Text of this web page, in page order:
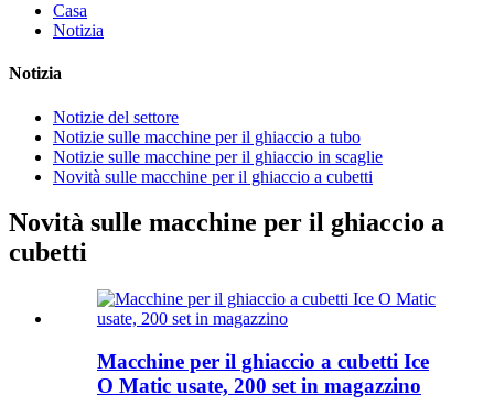
Casa
Notizia
Notizia
Notizie del settore
Notizie sulle macchine per il ghiaccio a tubo
Notizie sulle macchine per il ghiaccio in scaglie
Novità sulle macchine per il ghiaccio a cubetti
Novità sulle macchine per il ghiaccio a
cubetti
Macchine per il ghiaccio a cubetti Ice
O Matic usate, 200 set in magazzino